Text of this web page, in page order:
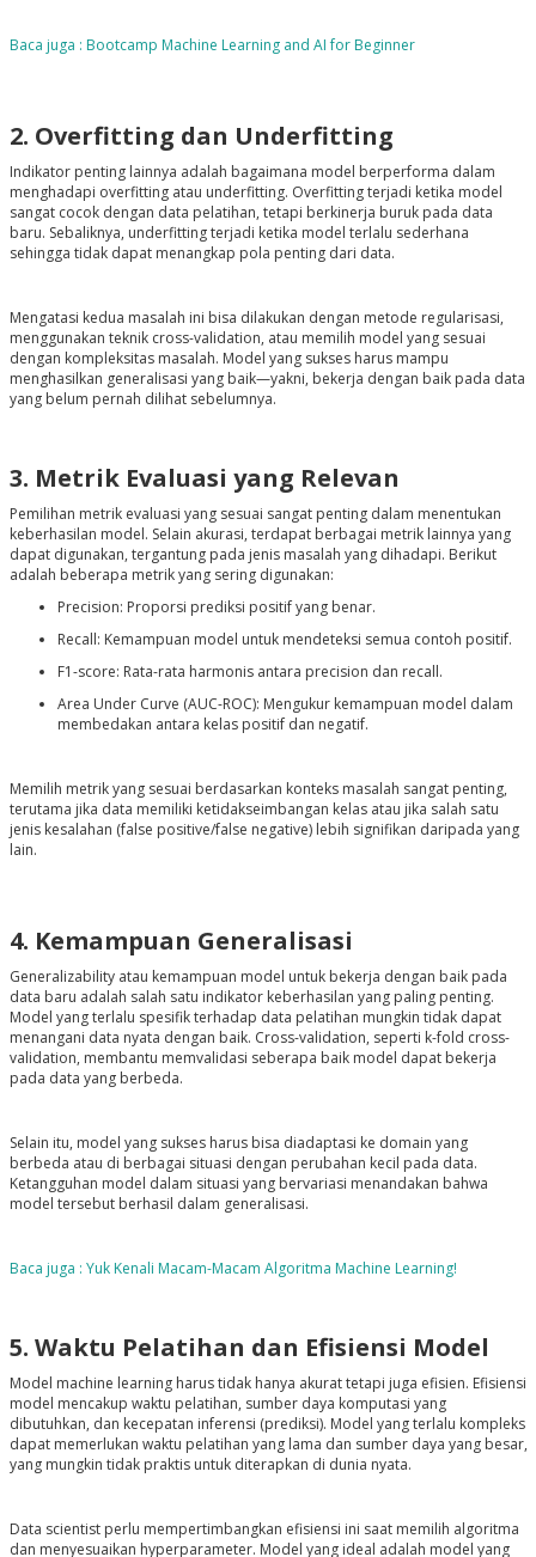
Baca juga : Bootcamp Machine Learning and AI for Beginner
2. Overfitting dan Underfitting
Indikator penting lainnya adalah bagaimana model berperforma dalam
menghadapi overfitting atau underfitting. Overfitting terjadi ketika model
sangat cocok dengan data pelatihan, tetapi berkinerja buruk pada data
baru. Sebaliknya, underfitting terjadi ketika model terlalu sederhana
sehingga tidak dapat menangkap pola penting dari data.
Mengatasi kedua masalah ini bisa dilakukan dengan metode regularisasi,
menggunakan teknik cross-validation, atau memilih model yang sesuai
dengan kompleksitas masalah. Model yang sukses harus mampu
menghasilkan generalisasi yang baik—yakni, bekerja dengan baik pada data
yang belum pernah dilihat sebelumnya.
3. Metrik Evaluasi yang Relevan
Pemilihan metrik evaluasi yang sesuai sangat penting dalam menentukan
keberhasilan model. Selain akurasi, terdapat berbagai metrik lainnya yang
dapat digunakan, tergantung pada jenis masalah yang dihadapi. Berikut
adalah beberapa metrik yang sering digunakan:
Precision: Proporsi prediksi positif yang benar.
Recall: Kemampuan model untuk mendeteksi semua contoh positif.
F1-score: Rata-rata harmonis antara precision dan recall.
Area Under Curve (AUC-ROC): Mengukur kemampuan model dalam
membedakan antara kelas positif dan negatif.
Memilih metrik yang sesuai berdasarkan konteks masalah sangat penting,
terutama jika data memiliki ketidakseimbangan kelas atau jika salah satu
jenis kesalahan (false positive/false negative) lebih signifikan daripada yang
lain.
4. Kemampuan Generalisasi
Generalizability atau kemampuan model untuk bekerja dengan baik pada
data baru adalah salah satu indikator keberhasilan yang paling penting.
Model yang terlalu spesifik terhadap data pelatihan mungkin tidak dapat
menangani data nyata dengan baik. Cross-validation, seperti k-fold cross-
validation, membantu memvalidasi seberapa baik model dapat bekerja
pada data yang berbeda.
Selain itu, model yang sukses harus bisa diadaptasi ke domain yang
berbeda atau di berbagai situasi dengan perubahan kecil pada data.
Ketangguhan model dalam situasi yang bervariasi menandakan bahwa
model tersebut berhasil dalam generalisasi.
Baca juga : Yuk Kenali Macam-Macam Algoritma Machine Learning!
5. Waktu Pelatihan dan Efisiensi Model
Model machine learning harus tidak hanya akurat tetapi juga efisien. Efisiensi
model mencakup waktu pelatihan, sumber daya komputasi yang
dibutuhkan, dan kecepatan inferensi (prediksi). Model yang terlalu kompleks
dapat memerlukan waktu pelatihan yang lama dan sumber daya yang besar,
yang mungkin tidak praktis untuk diterapkan di dunia nyata.
Data scientist perlu mempertimbangkan efisiensi ini saat memilih algoritma
dan menyesuaikan hyperparameter. Model yang ideal adalah model yang